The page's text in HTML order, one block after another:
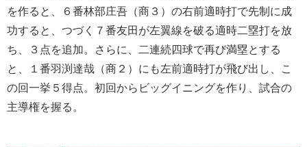
を作ると、６番林部庄吾（商３）の右前適時打で先制に成
功すると、つづく７番友田が左翼線を破る適時二塁打を放
ち、３点を追加。さらに、二連続四球で再び満塁とする
と、１番羽渕達哉（商２）にも左前適時打が飛び出し、こ
の回一挙５得点。初回からビッグイニングを作り、試合の
主導権を握る。